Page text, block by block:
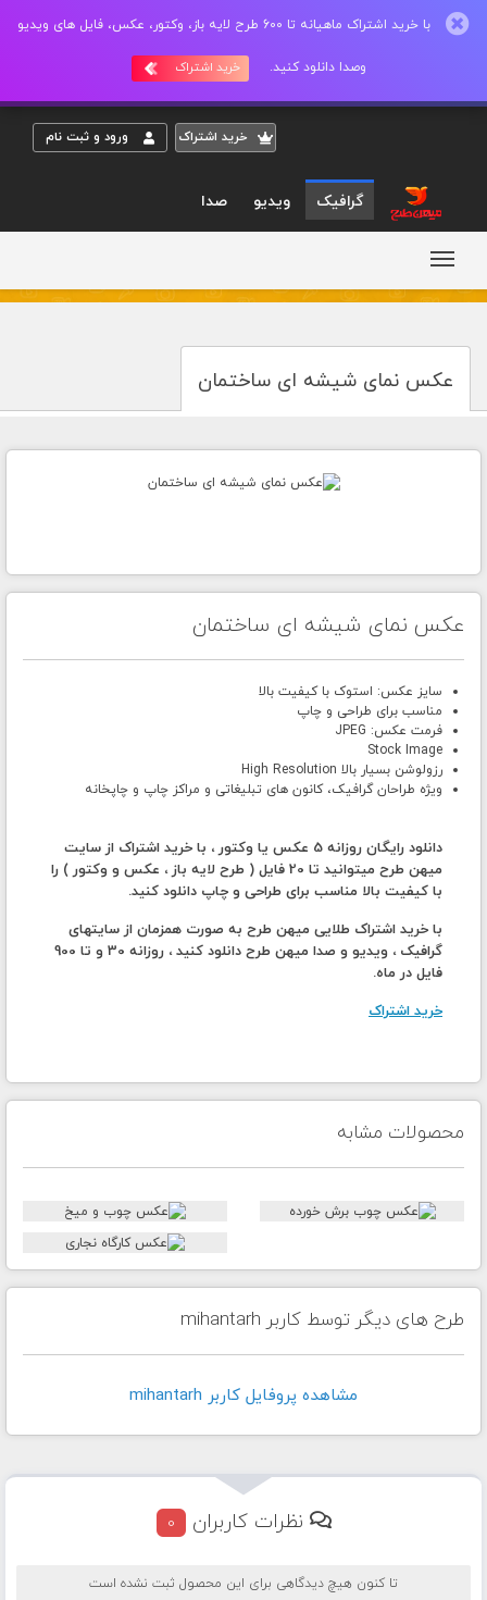
با خرید اشتراک ماهیانه تا 600 طرح لایه باز، وکتور، عکس، فایل های ویدیو
وصدا دانلود کنید. خرید اشتراک
خريد اشتراک ورود و ثبت نام
گرافیک ویدیو صدا
عکس نمای شیشه ای ساختمان
عکس نمای شیشه ای ساختمان
سایز عکس: استوک با کیفیت بالا
مناسب برای طراحی و چاپ
فرمت عکس: JPEG
Stock Image
رزولوشن بسیار بالا High Resolution
ویژه طراحان گرافیک، کانون های تبلیغاتی و مراکز چاپ و چاپخانه
دانلود رایگان روزانه 5 عکس یا وکتور ، با خرید اشتراک از سایت
میهن طرح میتوانید تا 20 فایل ( طرح لایه باز ، عکس و وکتور ) را
با کیفیت بالا مناسب برای طراحی و چاپ دانلود کنید.
با خرید اشتراک طلایی میهن طرح به صورت همزمان از سایتهای
گرافیک ، ویدیو و صدا میهن طرح دانلود کنید ، روزانه 30 و تا 900
فایل در ماه.
خرید اشتراک
محصولات مشابه
طرح های دیگر توسط کاربر mihantarh
مشاهده پروفايل کاربر mihantarh
نظرات کاربران 0
تا کنون هیچ دیدگاهی برای این محصول ثبت نشده است